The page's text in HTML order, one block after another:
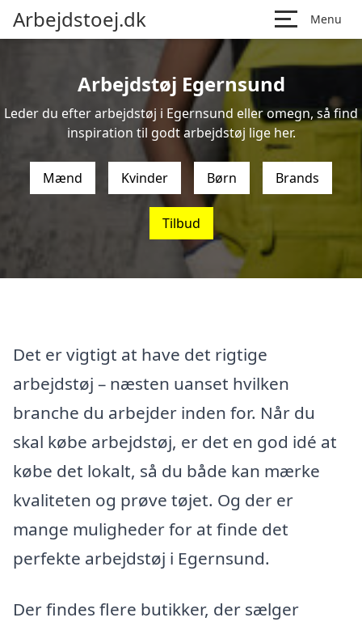
Arbejdstoej.dk Menu
Arbejdstøj Egernsund
Leder du efter arbejdstøj i Egernsund eller omegn, så find
inspiration til godt arbejdstøj lige her.
Mænd Kvinder Børn Brands
Tilbud
Det er vigtigt at have det rigtige
arbejdstøj – næsten uanset hvilken
branche du arbejder inden for. Når du
skal købe arbejdstøj, er det en god idé at
købe det lokalt, så du både kan mærke
kvaliteten og prøve tøjet. Og der er
mange muligheder for at finde det
perfekte arbejdstøj i Egernsund.
Der findes flere butikker, der sælger